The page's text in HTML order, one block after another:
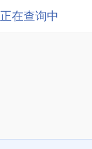
正在查询中